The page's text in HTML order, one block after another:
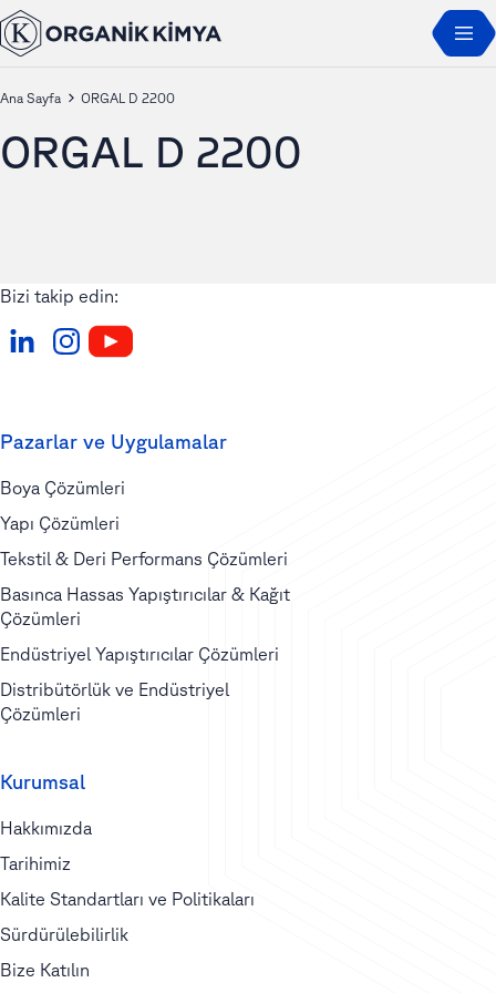
Ana Sayfa ORGAL D 2200
ORGAL D 2200
Bizi takip edin:
Pazarlar ve Uygulamalar
Boya Çözümleri
Yapı Çözümleri
Tekstil & Deri Performans Çözümleri
Basınca Hassas Yapıştırıcılar & Kağıt
Çözümleri
Endüstriyel Yapıştırıcılar Çözümleri
Distribütörlük ve Endüstriyel
Çözümleri
Kurumsal
Hakkımızda
Tarihimiz
Kalite Standartları ve Politikaları
Sürdürülebilirlik
Bize Katılın